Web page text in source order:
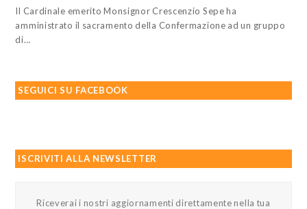
Il Cardinale emerito Monsignor Crescenzio Sepe ha
amministrato il sacramento della Confermazione ad un gruppo
di…
SEGUICI SU FACEBOOK
ISCRIVITI ALLA NEWSLETTER
Riceverai i nostri aggiornamenti direttamente nella tua